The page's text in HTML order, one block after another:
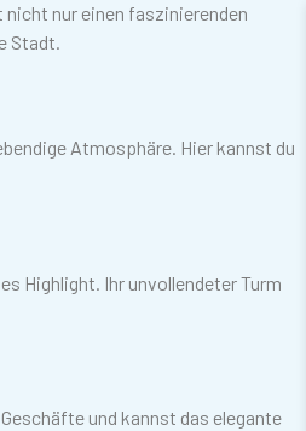
nicht nur einen faszinierenden
Stadt.
Atmosphäre. Hier kannst du
Highlight. Ihr unvollendeter Turm
und kannst das elegante